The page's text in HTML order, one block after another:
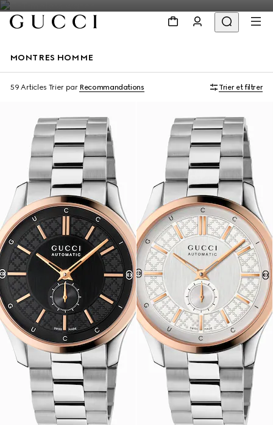
MONTRES HOMME
59 Articles Trier par Recommandations Trier et filtrer